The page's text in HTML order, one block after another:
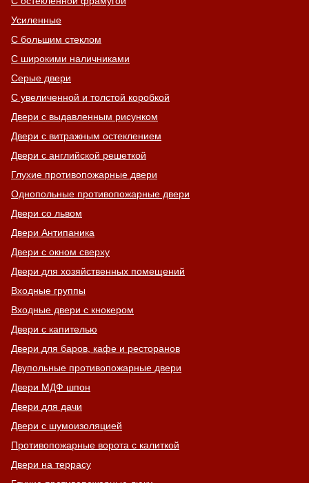
Усиленные
С большим стеклом
С широкими наличниками
Серые двери
С увеличенной и толстой коробкой
Двери с выдавленным рисунком
Двери с витражным остеклением
Двери с английской решеткой
Глухие противопожарные двери
Однопольные противопожарные двери
Двери со львом
Двери Антипаника
Двери с окном сверху
Двери для хозяйственных помещений
Входные группы
Входные двери с кнокером
Двери с капителью
Двери для баров, кафе и ресторанов
Двупольные противопожарные двери
Двери МДФ шпон
Двери для дачи
Двери с шумоизоляцией
Противопожарные ворота с калиткой
Двери на террасу